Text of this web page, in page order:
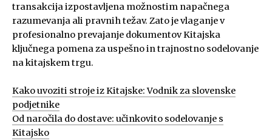
transakcija izpostavljena možnostim napačnega
razumevanja ali pravnih težav. Zato je vlaganje v
profesionalno prevajanje dokumentov Kitajska
ključnega pomena za uspešno in trajnostno sodelovanje
na kitajskem trgu.
Kako uvoziti stroje iz Kitajske: Vodnik za slovenske
podjetnike
Od naročila do dostave: učinkovito sodelovanje s
Kitajsko